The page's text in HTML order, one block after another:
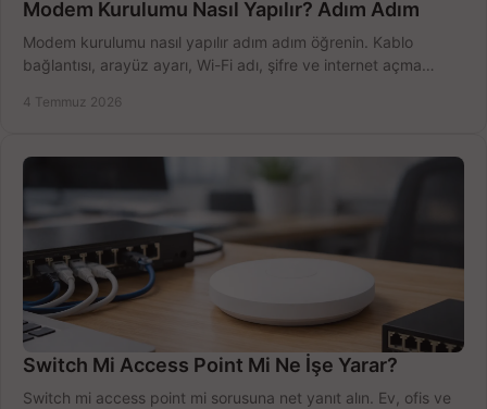
Modem Kurulumu Nasıl Yapılır? Adım Adım
Modem kurulumu nasıl yapılır adım adım öğrenin. Kablo
bağlantısı, arayüz ayarı, Wi-Fi adı, şifre ve internet açma
4 Temmuz 2026
Switch Mi Access Point Mi Ne İşe Yarar?
Switch mi access point mi sorusuna net yanıt alın. Ev, ofis ve